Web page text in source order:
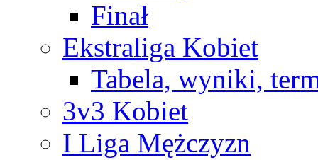
Finał
Ekstraliga Kobiet
Tabela, wyniki,
3v3 Kobiet
I Liga Mężczyzn